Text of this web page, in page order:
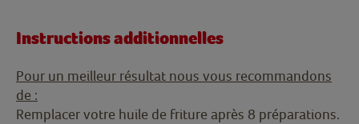
Instructions additionnelles
Pour un meilleur résultat nous vous recommandons
de :
Remplacer votre huile de friture après 8 préparations.